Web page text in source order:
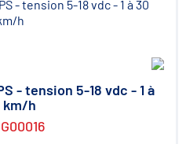
- tension 5-18 vdc - 1 à
km/h